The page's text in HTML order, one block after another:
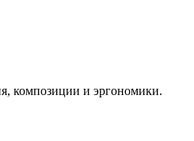
композиции и эргономики.